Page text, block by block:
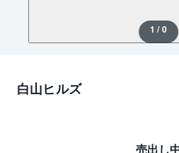
1 / 0
白山ヒルズ
売出し